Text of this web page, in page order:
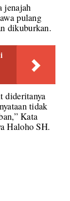
jenajah
pulang
dikuburkan.
dideritanya
tidak
Kata
Haloho SH.